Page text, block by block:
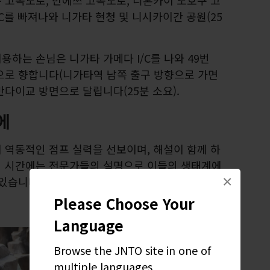
Please Choose Your
Language
Browse the JNTO site in one of
multiple languages
×
빠져나와 니가타 현청 및 니시카이간 공원(25
하는 손님은 니가타 가메다 I/C를 나와 49번
향합니다(니가타역 남쪽 출구 방향으로 가면
이교 방면으로 달립니다(25분 소요).
동적인 점프 실력을 선보이며, 해설이 함께 하
간에는 전문가들의 설명으로 이들의 생태계에
니다.